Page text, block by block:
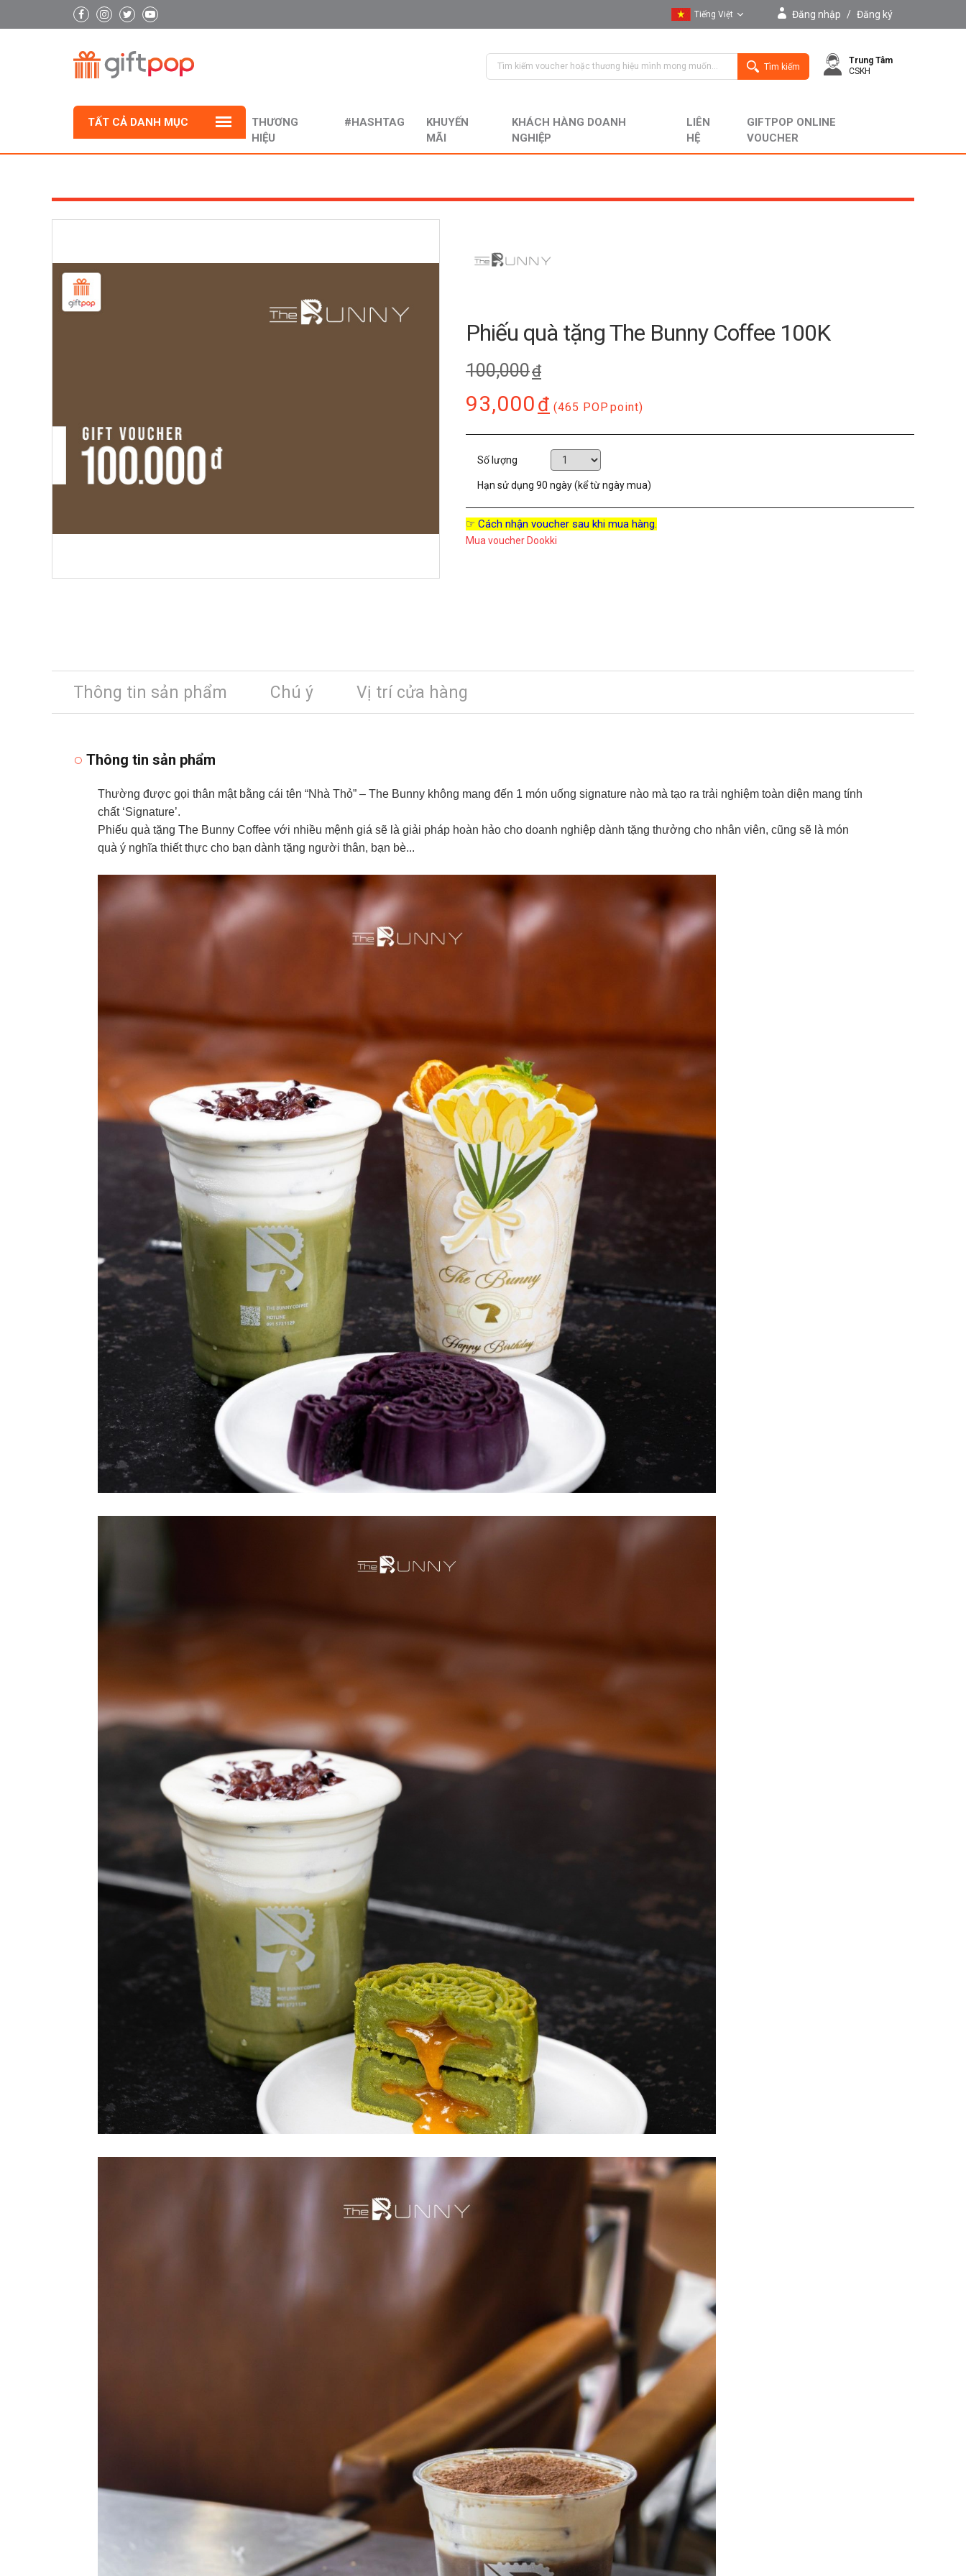
Tiếng Việt
English
Đăng nhập / Đăng ký
Tìm kiếm
Trung Tâm
CSKH
TẤT CẢ DANH MỤC
THƯƠNG
HIỆU
#HASHTAG
KHUYẾN
MÃI
KHÁCH HÀNG DOANH
NGHIỆP
LIÊN
HỆ
GIFTPOP ONLINE
VOUCHER
Phiếu quà tặng The Bunny Coffee 100K
100,000đ
93,000đ (465 POP point)
Số lượng
Hạn sử dụng 90 ngày (kể từ ngày mua)
☞ Cách nhận voucher sau khi mua hàng.
Mua voucher Dookki
Thông tin sản phẩm Chú ý Vị trí cửa hàng
Thông tin sản phẩm
Thường được gọi thân mật bằng cái tên “Nhà Thỏ” – The Bunny không mang đến 1 món uống signature nào mà tạo ra trải nghiệm toàn diện mang tính
chất ‘Signature’.
Phiếu quà tặng The Bunny Coffee với nhiều mệnh giá sẽ là giải pháp hoàn hảo cho doanh nghiệp dành tặng thưởng cho nhân viên, cũng sẽ là món
quà ý nghĩa thiết thực cho bạn dành tặng người thân, bạn bè...